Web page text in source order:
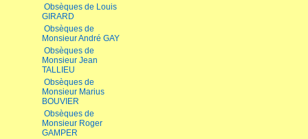
Obsèques de Louis
GIRARD
Obsèques de
Monsieur André GAY
Obsèques de
Monsieur Jean
TALLIEU
Obsèques de
Monsieur Marius
BOUVIER
Obsèques de
Monsieur Roger
GAMPER